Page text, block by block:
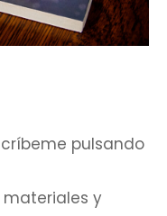
pulsando
y